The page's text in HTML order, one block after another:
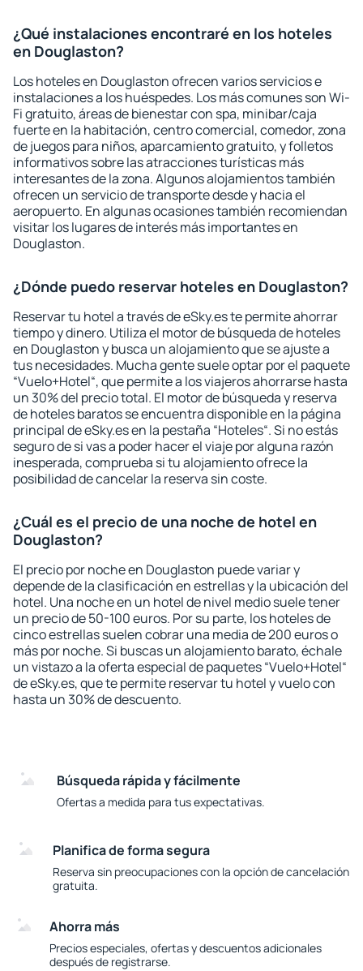
¿Qué instalaciones encontraré en los hoteles
en Douglaston?
Los hoteles en Douglaston ofrecen varios servicios e
instalaciones a los huéspedes. Los más comunes son Wi-
Fi gratuito, áreas de bienestar con spa, minibar/caja
fuerte en la habitación, centro comercial, comedor, zona
de juegos para niños, aparcamiento gratuito, y folletos
informativos sobre las atracciones turísticas más
interesantes de la zona. Algunos alojamientos también
ofrecen un servicio de transporte desde y hacia el
aeropuerto. En algunas ocasiones también recomiendan
visitar los lugares de interés más importantes en
Douglaston.
¿Dónde puedo reservar hoteles en Douglaston?
Reservar tu hotel a través de eSky.es te permite ahorrar
tiempo y dinero. Utiliza el motor de búsqueda de hoteles
en Douglaston y busca un alojamiento que se ajuste a
tus necesidades. Mucha gente suele optar por el paquete
“Vuelo+Hotel“, que permite a los viajeros ahorrarse hasta
un 30% del precio total. El motor de búsqueda y reserva
de hoteles baratos se encuentra disponible en la página
principal de eSky.es en la pestaña “Hoteles“. Si no estás
seguro de si vas a poder hacer el viaje por alguna razón
inesperada, comprueba si tu alojamiento ofrece la
posibilidad de cancelar la reserva sin coste.
¿Cuál es el precio de una noche de hotel en
Douglaston?
El precio por noche en Douglaston puede variar y
depende de la clasificación en estrellas y la ubicación del
hotel. Una noche en un hotel de nivel medio suele tener
un precio de 50-100 euros. Por su parte, los hoteles de
cinco estrellas suelen cobrar una media de 200 euros o
más por noche. Si buscas un alojamiento barato, échale
un vistazo a la oferta especial de paquetes “Vuelo+Hotel“
de eSky.es, que te permite reservar tu hotel y vuelo con
hasta un 30% de descuento.
Búsqueda rápida y fácilmente
Ofertas a medida para tus expectativas.
Planifica de forma segura
Reserva sin preocupaciones con la opción de cancelación
gratuita.
Ahorra más
Precios especiales, ofertas y descuentos adicionales
después de registrarse.